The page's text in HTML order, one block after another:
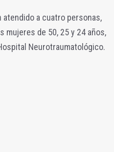
a cuatro personas,
mujeres de 50, 25 y 24 años,
Neurotraumatológico.